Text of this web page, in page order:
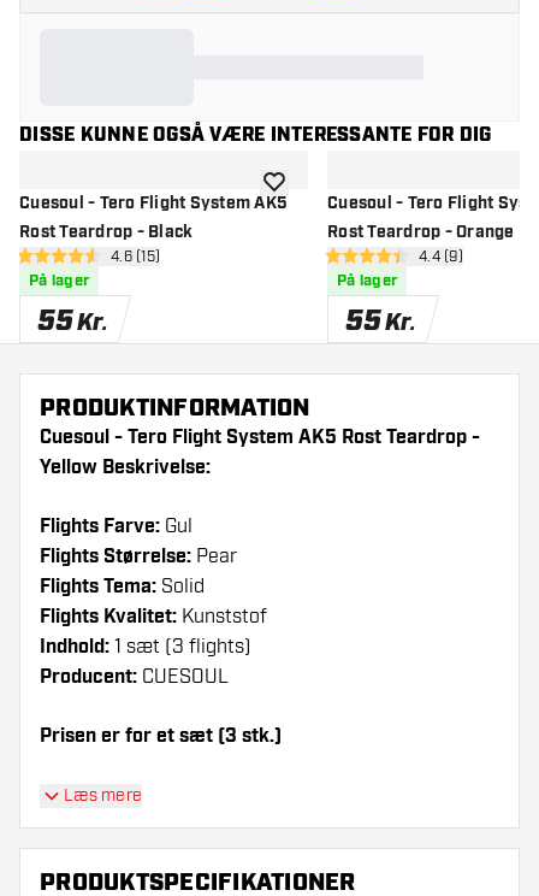
DISSE KUNNE OGSÅ VÆRE INTERESSANTE FOR DIG
Cuesoul - Tero Flight System AK5
Rost Teardrop - Black
åbn anmeldelsespanel
4.6 bedømmelsesstjerner
4.6 (15)
På lager
55Kr.
tilføje til ønskelisteCuesoul - Tero Flight
Rost Teardrop - Orange
åbn
4.4 bedømmelsesstjerner
4.4 (9)
På lager
55Kr.
PRODUKTINFORMATION
Cuesoul - Tero Flight System AK5 Rost Teardrop -
Yellow Beskrivelse:
Flights Farve: Gul
Flights Størrelse: Pear
Flights Tema: Solid
Flights Kvalitet: Kunststof
Indhold: 1 sæt (3 flights)
Producent: CUESOUL
Prisen er for et sæt (3 stk.)
Dartshopper-tip!
Sørg for, at du har masser af flights og shafts
på lager. Disse kan blive beskadiget eller
Læs mere
PRODUKTSPECIFIKATIONER